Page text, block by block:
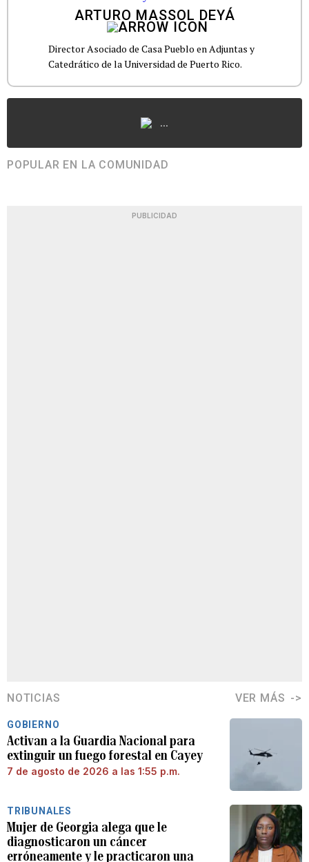
ARTURO MASSOL DEYÁ
Director Asociado de Casa Pueblo en Adjuntas y
Catedrático de la Universidad de Puerto Rico.
...
POPULAR EN LA COMUNIDAD
PUBLICIDAD
NOTICIAS VER MÁS
GOBIERNO
Activan a la Guardia Nacional para
extinguir un fuego forestal en Cayey
7 de agosto de 2026 a las 1:55 p.m.
TRIBUNALES
Mujer de Georgia alega que le
diagnosticaron un cáncer
erróneamente y le practicaron una